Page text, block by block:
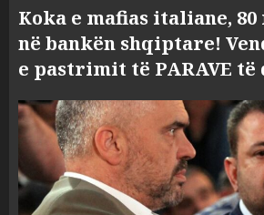
Koka e mafias italiane,
në bankën shqiptare!
e pastrimit të PARAVE të